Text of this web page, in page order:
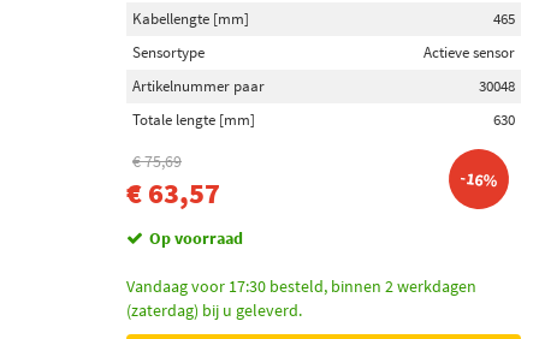
Kabellengte [mm]
465
Sensortype
Actieve sensor
Artikelnummer paar
30048
Totale lengte [mm]
630
€ 75,69
€ 63,57 -16%
Op voorraad
Vandaag voor 17:30 besteld, binnen 2 werkdagen
(zaterdag) bij u geleverd.